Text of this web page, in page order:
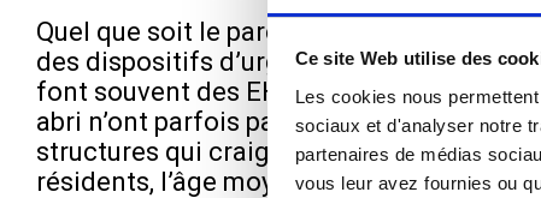
Ce site Web utilise des
Les cookies nous
sociaux et d'analyser notre
partenaires de médias
vous leur avez fournies ou
Quel que soit le parcours et le degré
des dispositifs d’urgence est complexe.
font souvent des EHPAD les solutions
abri n’ont parfois pas encore atteint l’âge
structures qui craignent des problèmes
résidents, l’âge moyen d’entrée dans un